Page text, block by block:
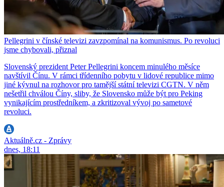
Pellegrini v čínské televizi zavzpomínal na komunismus. Po revoluci
jsme chybovali, přiznal
Slovenský prezident Peter Pellegrini koncem minulého měsíce
navštívil Čínu. V rámci třídenního pobytu v lidové republice mimo
jiné kývnul na rozhovor pro tamější státní televizi CGTN. V něm
nešetřil chválou Číny, sliby, že Slovensko může být pro Peking
vynikajícím prostředníkem, a zkritizoval vývoj po sametové
revoluci.
Aktuálně.cz - Zprávy
dnes, 18:11